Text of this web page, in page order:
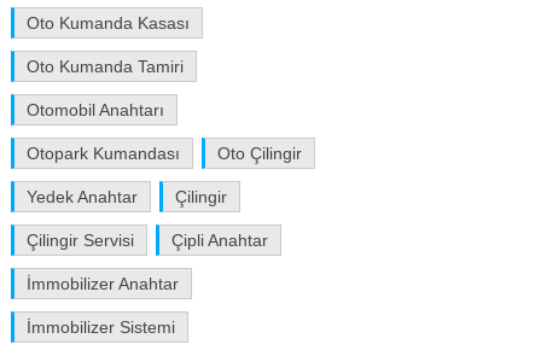
Oto Kumanda Kasası
Oto Kumanda Tamiri
Otomobil Anahtarı
Otopark Kumandası Oto Çilingir
Yedek Anahtar Çilingir
Çilingir Servisi Çipli Anahtar
İmmobilizer Anahtar
İmmobilizer Sistemi